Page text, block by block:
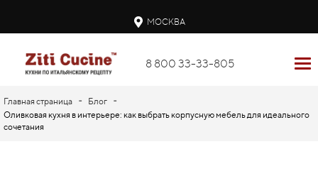
МОСКВА
8 800 33-33-805
Главная страница - Блог -
Оливковая кухня в интерьере: как выбрать корпусную мебель для идеального
сочетания